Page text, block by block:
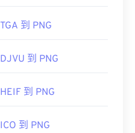
TGA 到 PNG
DJVU 到 PNG
HEIF 到 PNG
ICO 到 PNG